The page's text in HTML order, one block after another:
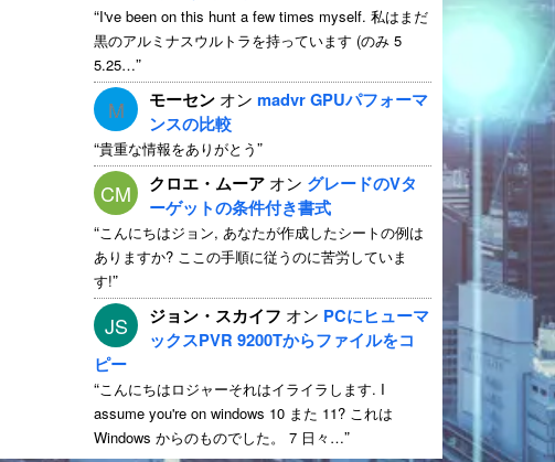
“I've been on this hunt a few times myself. 私はまだ
黒のアルミナスウルトラを持っています (のみ 5
5.25…”
M モーセン オンmadvr GPUパフォーマ
ンスの比較
“貴重な情報をありがとう”
CM クロエ・ムーア オン グレードのVタ
ーゲットの条件付き書式
“こんにちはジョン, あなたが作成したシートの例は
ありますか? ここの手順に従うのに苦労していま
す!”
JS ジョン・スカイフ オン PCにヒューマ
ックスPVR 9200Tからファイルをコ
ピー
“こんにちはロジャーそれはイライラします. I
assume you're on windows 10 また 11? これは
Windows からのものでした。 7 日々…”